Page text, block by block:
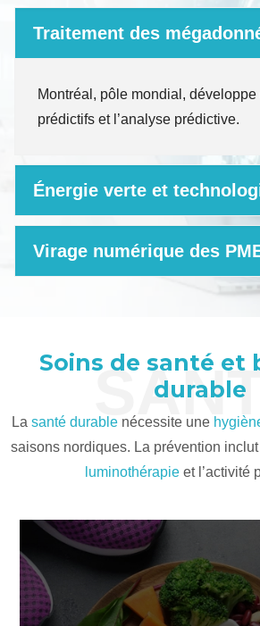
Traitement des
Montréal, pôle mondial,
prédictifs et l’analyse prédictive.
Énergie verte et
Virage numérique des
Soins de santé et
durable
La santé durable nécessite une
saisons nordiques. La prévention
luminothérapie et l’activité